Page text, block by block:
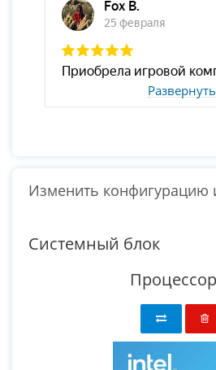
Развернуть
Изменить конфигурацию
Системный блок
Процессор